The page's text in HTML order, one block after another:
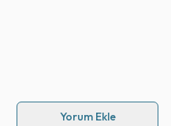
Yorum Ekle